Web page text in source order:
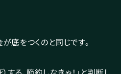
底をつくのと同じです。